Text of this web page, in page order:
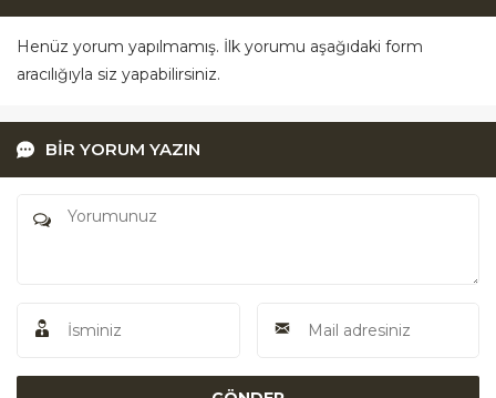
Henüz yorum yapılmamış. İlk yorumu aşağıdaki form
aracılığıyla siz yapabilirsiniz.
BİR YORUM YAZIN